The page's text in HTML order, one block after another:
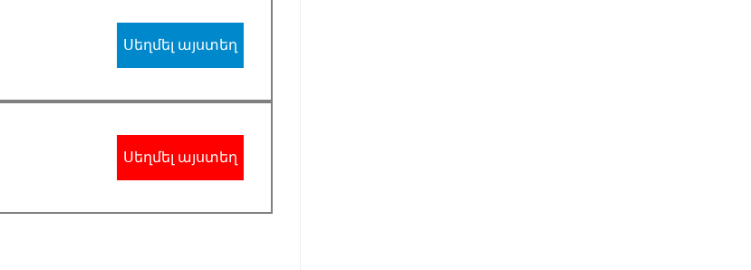
Սեղմել այստեղ
Սեղմել այստեղ